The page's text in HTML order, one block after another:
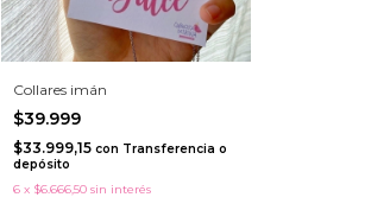
Collares imán
$39.999
$33.999,15 con Transferencia o
depósito
6 x $6.666,50 sin interés